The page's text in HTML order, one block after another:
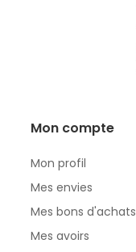
Mon compte
Mon profil
Mes envies
Mes bons d'achats
Mes avoirs